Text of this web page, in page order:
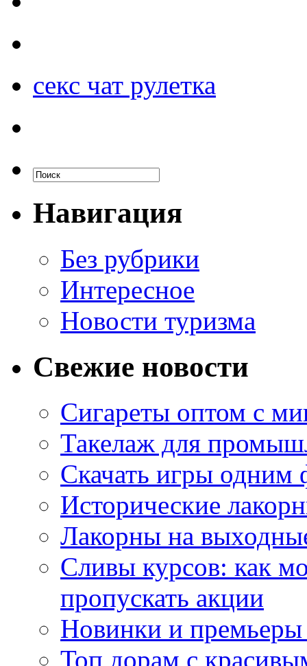
секс чат рулетка
Навигация
Без рубрики
Интересное
Новости туризма
Свежие новости
Сигареты оптом с
Такелаж для
Скачать игры одним
Исторические
Лакорны на
Сливы курсов: как
пропускать акции
Новинки и
Топ дорам с